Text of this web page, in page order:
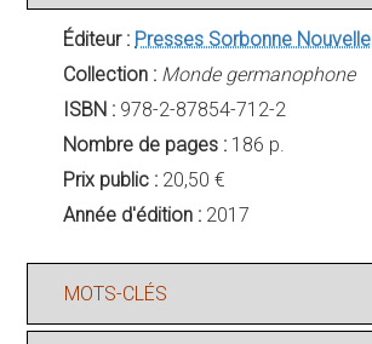
Éditeur : Presses Sorbonne Nouvelle
Collection : Monde germanophone
ISBN : 978-2-87854-712-2
Nombre de pages : 186 p.
Prix public : 20,50 €
Année d'édition : 2017
MOTS-CLÉS